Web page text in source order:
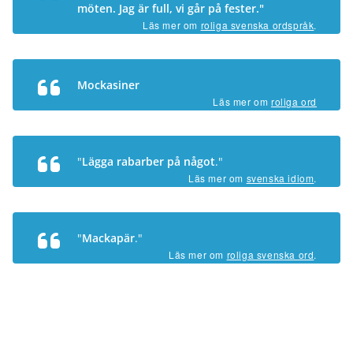
möten. Jag är full, vi går på fester."
Läs mer om roliga svenska ordspråk.
Mockasiner
Läs mer om roliga ord
"Lägga rabarber på något."
Läs mer om svenska idiom.
"Mackapär."
Läs mer om roliga svenska ord.